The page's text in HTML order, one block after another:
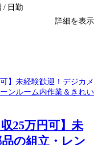
/ 日勤
詳細を表示
25万円可】未
の組立・レン